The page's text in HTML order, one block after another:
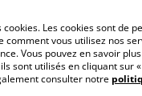
Guide des tailles
Les cookies sont de
comment vous utilisez nos
Vous pouvez en savoir
sont utilisés en cliquant sur
consulter notre